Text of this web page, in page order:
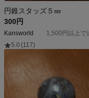
円錐スタッズ５㎜
300円
Kansworld
1,500円以上で
5.0 (117)